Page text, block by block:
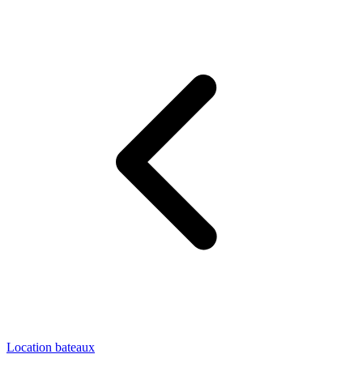
Location bateaux